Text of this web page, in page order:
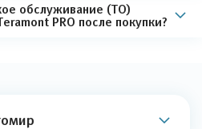
обслуживание (ТО)
PRO после покупки?